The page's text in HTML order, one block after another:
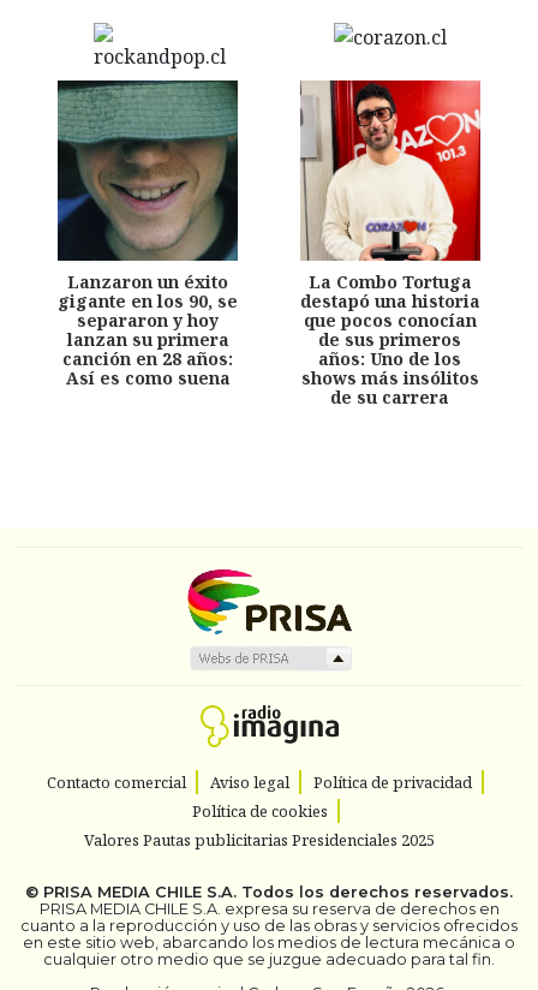
Lanzaron un éxito
gigante en los 90, se
separaron y hoy
lanzan su primera
canción en 28 años:
Así es como suena
La Combo Tortuga
destapó una historia
que pocos conocían
de sus primeros
años: Uno de los
shows más insólitos
de su carrera
Contacto comercial Aviso legal
Política de privacidad
Política de cookies
Valores Pautas publicitarias Presidenciales 2025
© PRISA MEDIA CHILE S.A. Todos los derechos reservados.
PRISA MEDIA CHILE S.A. expresa su reserva de derechos en
cuanto a la reproducción y uso de las obras y servicios ofrecidos
en este sitio web, abarcando los medios de lectura mecánica o
cualquier otro medio que se juzgue adecuado para tal fin.